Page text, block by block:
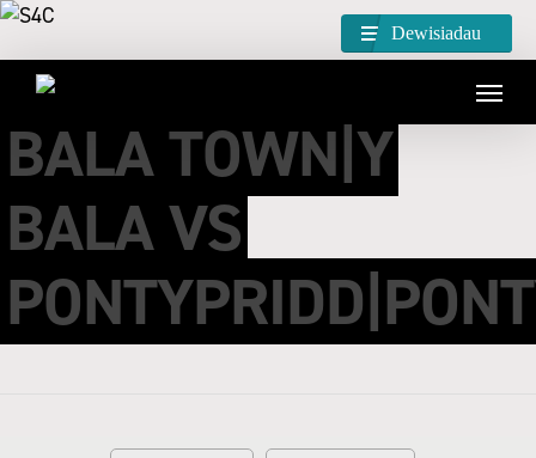
Dewisiadau
BALA TOWN|Y
BALA VS